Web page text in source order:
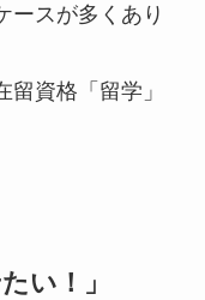
ースが多くあり
資格「留学」
い！」